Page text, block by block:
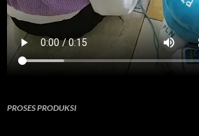
PROSES PRODUKSI